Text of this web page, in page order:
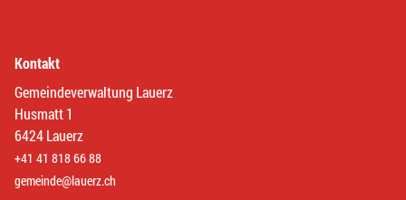
Kontakt
Gemeindeverwaltung Lauerz
Husmatt 1
6424 Lauerz
+41 41 818 66 88
gemeinde@lauerz.ch